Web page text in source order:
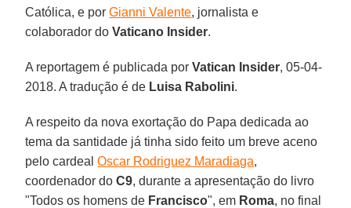
Católica, e porGianni Valente, jornalista e
colaborador doVaticano Insider.
A reportagem é publicada porVatican Insider, 05-04-
2018. A tradução é de Luisa Rabolini.
A respeito da nova exortação do Papa dedicada ao
tema da santidade já tinha sido feito um breve aceno
pelo cardealOscar Rodriguez Maradiaga,
coordenador doC9, durante a apresentação do livro
"Todos os homens de Francisco", em Roma, no final